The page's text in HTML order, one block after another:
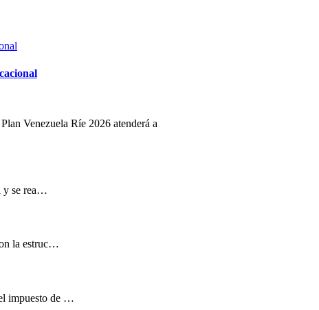
Venezuela Ríe 2026 atenderá a
y se rea…
la estruc…
impuesto de …